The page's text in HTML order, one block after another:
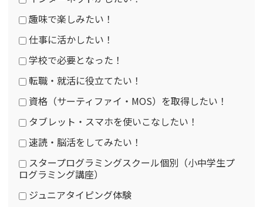
趣味で楽しみたい！
仕事に活かしたい！
学校で必要となった！
転職・就活に役立てたい！
資格（サーティファイ・MOS）を取得したい！
タブレット・スマホを使いこなしたい！
速読・脳活をしてみたい！
スタープログラミングスクール個別（小中学生プ
ログラミング講座）
ジュニアタイピング体験